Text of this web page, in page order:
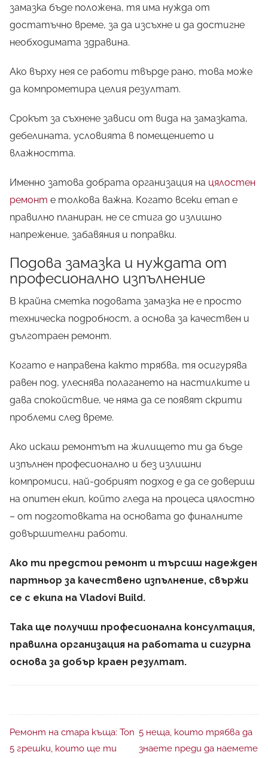
замазка бъде положена, тя има нужда от
достатъчно време, за да изсъхне и да достигне
необходимата здравина.
Ако върху нея се работи твърде рано, това може
да компрометира целия резултат.
Срокът за съхнене зависи от вида на замазката,
дебелината, условията в помещението и
влажността.
Именно затова добрата организация на цялостен
ремонт е толкова важна. Когато всеки етап е
правилно планиран, не се стига до излишно
напрежение, забавяния и поправки.
Подова замазка и нуждата от
професионално изпълнение
В крайна сметка подовата замазка не е просто
техническа подробност, а основа за качествен и
дълготраен ремонт.
Когато е направена както трябва, тя осигурява
равен под, улеснява полагането на настилките и
дава спокойствие, че няма да се появят скрити
проблеми след време.
Ако искаш ремонтът на жилището ти да бъде
изпълнен професионално и без излишни
компромиси, най-добрият подход е да се довериш
на опитен екип, който гледа на процеса цялостно
– от подготовката на основата до финалните
довършителни работи.
Ако ти предстои ремонт и търсиш надежден
партньор за качествено изпълнение, свържи
се с екипа на Vladovi Build.
Така ще получиш професионална консултация,
правилна организация на работата и сигурна
основа за добър краен резултат.
Ремонт на стара къща: Топ
5 грешки, които ще ти
5 неща, които трябва да
знаете преди да наемете